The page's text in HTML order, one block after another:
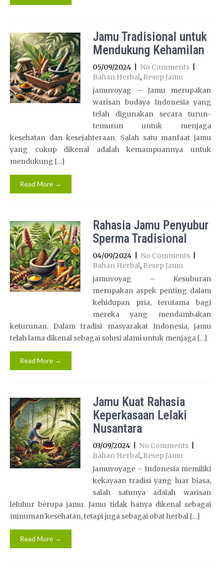
Jamu Tradisional untuk
Mendukung Kehamilan
05/09/2024 No Comments
Bahan Herbal, Resep Jamu
jamuvoyag – Jamu merupakan
warisan budaya Indonesia yang
telah digunakan secara turun-
temurun untuk menjaga
kesehatan dan kesejahteraan. Salah satu manfaat jamu
yang cukup dikenal adalah kemampuannya untuk
mendukung […]
Read More →
Rahasia Jamu Penyubur
Sperma Tradisional
04/09/2024 No Comments
Bahan Herbal, Resep Jamu
jamuvoyag – Kesuburan
merupakan aspek penting dalam
kehidupan pria, terutama bagi
mereka yang mendambakan
keturunan. Dalam tradisi masyarakat Indonesia, jamu
telah lama dikenal sebagai solusi alami untuk menjaga […]
Read More →
Jamu Kuat Rahasia
Keperkasaan Lelaki
Nusantara
03/09/2024 No Comments
Bahan Herbal, Resep Jamu
jamuvoyage – Indonesia memiliki
kekayaan tradisi yang luar biasa,
salah satunya adalah warisan
leluhur berupa jamu. Jamu tidak hanya dikenal sebagai
minuman kesehatan, tetapi juga sebagai obat herbal […]
Read More →